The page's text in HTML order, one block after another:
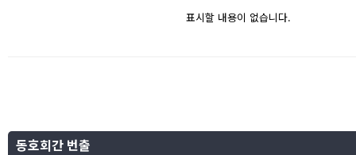
표시할 내용이 없습니다.
동호회간 번출